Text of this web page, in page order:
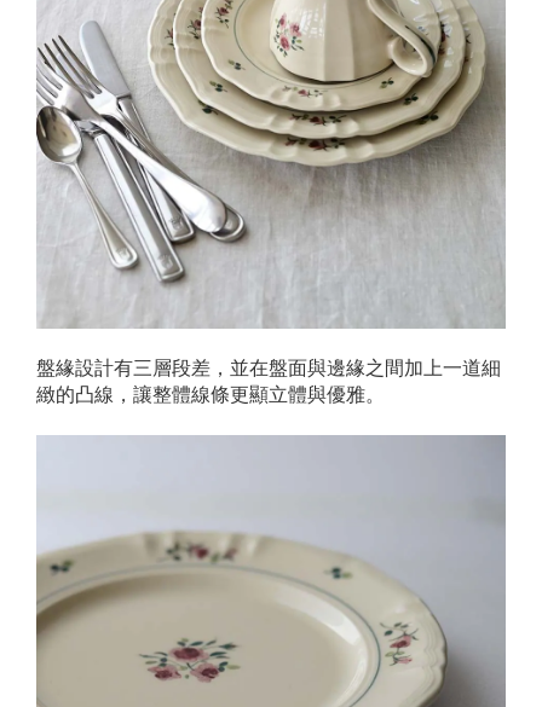
盤緣設計有三層段差，並在盤面與邊緣之間加上一道細
緻的凸線，讓整體線條更顯立體與優雅。